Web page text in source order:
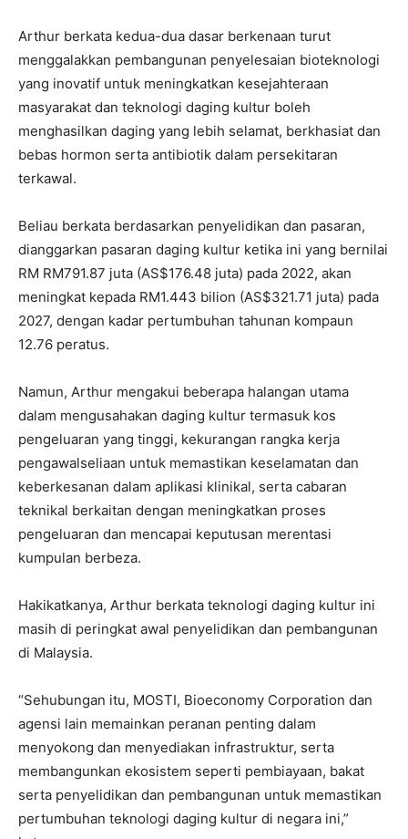
Arthur berkata kedua-dua dasar berkenaan turut
menggalakkan pembangunan penyelesaian bioteknologi
yang inovatif untuk meningkatkan kesejahteraan
masyarakat dan teknologi daging kultur boleh
menghasilkan daging yang lebih selamat, berkhasiat dan
bebas hormon serta antibiotik dalam persekitaran
terkawal.
Beliau berkata berdasarkan penyelidikan dan pasaran,
dianggarkan pasaran daging kultur ketika ini yang bernilai
RM RM791.87 juta (AS$176.48 juta) pada 2022, akan
meningkat kepada RM1.443 bilion (AS$321.71 juta) pada
2027, dengan kadar pertumbuhan tahunan kompaun
12.76 peratus.
Namun, Arthur mengakui beberapa halangan utama
dalam mengusahakan daging kultur termasuk kos
pengeluaran yang tinggi, kekurangan rangka kerja
pengawalseliaan untuk memastikan keselamatan dan
keberkesanan dalam aplikasi klinikal, serta cabaran
teknikal berkaitan dengan meningkatkan proses
pengeluaran dan mencapai keputusan merentasi
kumpulan berbeza.
Hakikatkanya, Arthur berkata teknologi daging kultur ini
masih di peringkat awal penyelidikan dan pembangunan
di Malaysia.
“Sehubungan itu, MOSTI, Bioeconomy Corporation dan
agensi lain memainkan peranan penting dalam
menyokong dan menyediakan infrastruktur, serta
membangunkan ekosistem seperti pembiayaan, bakat
serta penyelidikan dan pembangunan untuk memastikan
pertumbuhan teknologi daging kultur di negara ini,”